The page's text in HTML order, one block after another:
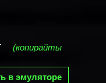
(копирайты
в эмуляторе